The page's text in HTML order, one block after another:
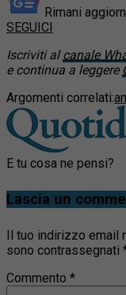
Rimani
SEGUICI
Iscriviti alcanale
e continua a leggere
Argomenti correlati:
E tu cosa ne pensi?
Lascia un
Il tuo indirizzo email
sono contrassegnati
Commento *